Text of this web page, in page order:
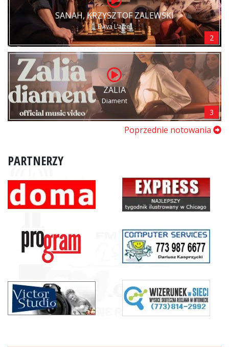
SANAH, KRZYSZTOF ZALEWSKI
Eviva L’arte!
2
ZALIA
Diament
3
Poprzednie notowania
PARTNERZY